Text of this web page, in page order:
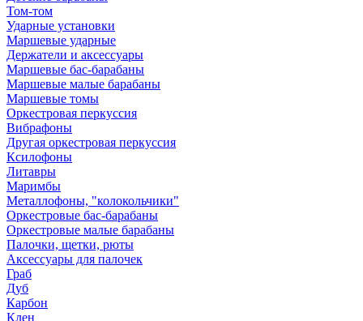
Том-том
Ударные установки
Маршевые ударные
Держатели и аксессуары
Маршевые бас-барабаны
Маршевые малые барабаны
Маршевые томы
Оркестровая перкуссия
Вибрафоны
Другая оркестровая перкуссия
Ксилофоны
Литавры
Маримбы
Металлофоны, "колокольчики"
Оркестровые бас-барабаны
Оркестровые малые барабаны
Палочки, щетки, рюты
Аксессуары для палочек
Граб
Дуб
Карбон
Клен